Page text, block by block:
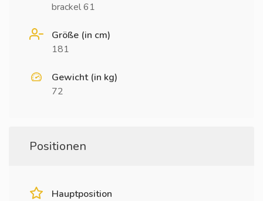
brackel 61
Größe (in cm)
181
Gewicht (in kg)
72
Positionen
Hauptposition